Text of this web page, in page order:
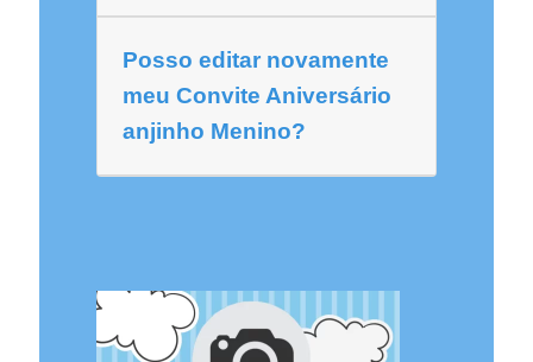
Posso editar novamente
meu Convite Aniversário
anjinho Menino?